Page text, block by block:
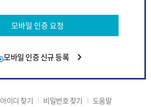
모바일 인증 요청
모바일 인증 신규 등록
아이디 찾기 비밀번호 찾기 도움말